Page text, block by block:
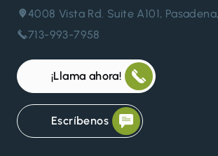
4008 Vista Rd. Suite A101,
713-993-7958
¡Llama ahora!
Escríbenos